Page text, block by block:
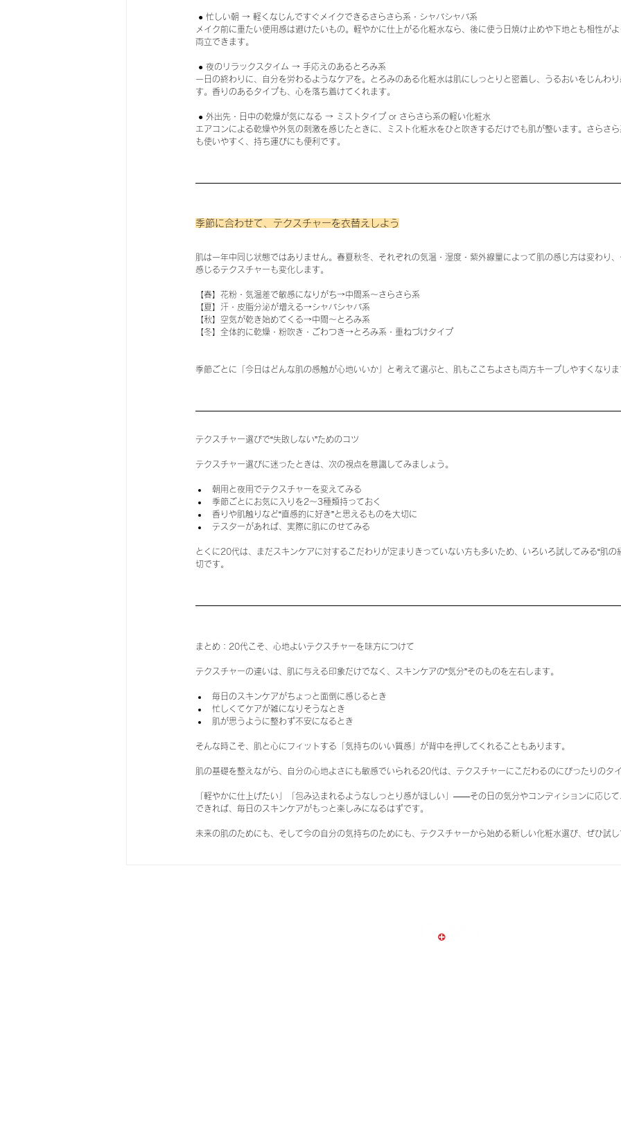
● 忙しい朝 → 軽くなじんですぐメイクできるさらさら系・シャバシャバ系
メイク前に重たい使用感は避けたいもの。軽やかに仕上がる化粧水なら、後に使う日焼け止めや下地とも相性が
両立できます。
● 夜のリラックスタイム → 手応えのあるとろみ系
一日の終わりに、自分を労わるようなケアを。とろみのある化粧水は肌にしっとりと密着し、うるおいをじんわ
す。香りのあるタイプも、心を落ち着けてくれます。
● 外出先・日中の乾燥が気になる → ミストタイプ or さらさら系の軽い化粧水
エアコンによる乾燥や外気の刺激を感じたときに、ミスト化粧水をひと吹きするだけでも肌が整います。さらさ
も使いやすく、持ち運びにも便利です。
季節に合わせて、テクスチャーを衣替えしよう
肌は一年中同じ状態ではありません。春夏秋冬、それぞれの気温・湿度・紫外線量によって肌の感じ方は変わり
感じるテクスチャーも変化します。
【春】花粉・気温差で敏感になりがち→中間系～さらさら系
【夏】汗・皮脂分泌が増える→シャバシャバ系
【秋】空気が乾き始めてくる→中間～とろみ系
【冬】全体的に乾燥・粉吹き・ごわつき→とろみ系・重ねづけタイプ
季節ごとに「今日はどんな肌の感触が心地いいか」と考えて選ぶと、肌もここちよさも両方キープしやすくなりま
テクスチャー選びで“失敗しない”ためのコツ
テクスチャー選びに迷ったときは、次の視点を意識してみましょう。
朝用と夜用でテクスチャーを変えてみる
季節ごとにお気に入りを2〜3種類持っておく
香りや肌触りなど“直感的に好き”と思えるものを大切に
テスターがあれば、実際に肌にのせてみる
とくに20代は、まだスキンケアに対するこだわりが定まりきっていない方も多いため、いろいろ試してみる“肌の
切です。
まとめ：20代こそ、心地よいテクスチャーを味方につけて
テクスチャーの違いは、肌に与える印象だけでなく、スキンケアの“気分”そのものを左右します。
毎日のスキンケアがちょっと面倒に感じるとき
忙しくてケアが雑になりそうなとき
肌が思うように整わず不安になるとき
そんな時こそ、肌と心にフィットする「気持ちのいい質感」が背中を押してくれることもあります。
肌の基礎を整えながら、自分の心地よさにも敏感でいられる20代は、テクスチャーにこだわるのにぴったりのタイ
「軽やかに仕上げたい」「包み込まれるようなしっとり感がほしい」——その日の気分やコンディションに応じ
できれば、毎日のスキンケアがもっと楽しみになるはずです。
未来の肌のためにも、そして今の自分の気持ちのためにも、テクスチャーから始める新しい化粧水選び、ぜひ試し